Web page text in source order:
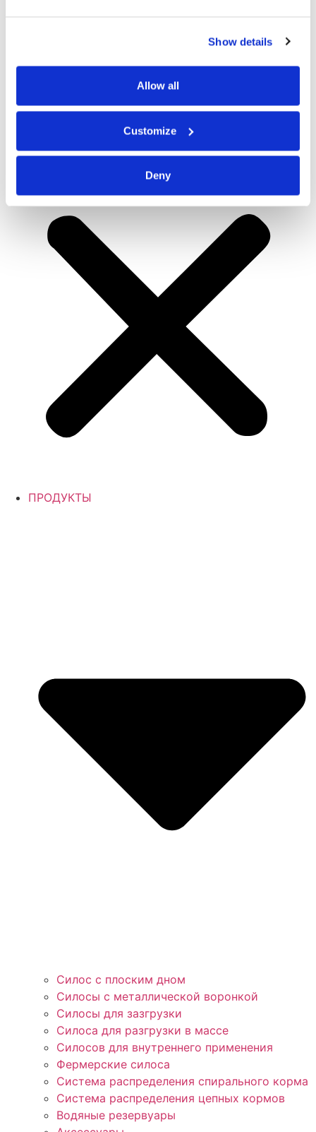
Show details
Allow all
Customize
Deny
ПРОДУКТЫ
Силос с плоским дном
Силосы с металлической воронкой
Силосы для зазгрузки
Силоса для разгрузки в массе
Силосов для внутреннего применения
Фермерские силоса
Система распределения спирального корма
Система распределения цепных кормов
Водяные резервуары